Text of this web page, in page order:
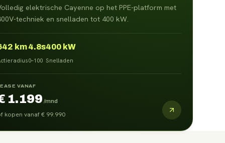
elektrische Cayenne op het PPE-platform met
techniek en snelladen tot 400 kW.
km4.8s
0–100
400 kW
Snelladen
VANAF
1.199 /mnd
kopen vanaf€ 99.990